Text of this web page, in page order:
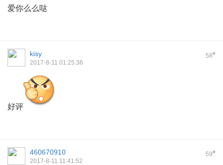
爱你么么哒
58#
kisy
2017-8-11 01:25:36
好评
59#
460670910
2017-8-11 11:41:52